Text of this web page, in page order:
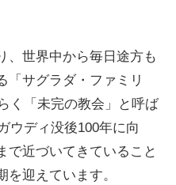
、世界中から毎日途方も
「サグラダ・ファミリ
く「未完の教会」と呼ば
ウディ没後100年に向
で近づいてきていること
迎えています。